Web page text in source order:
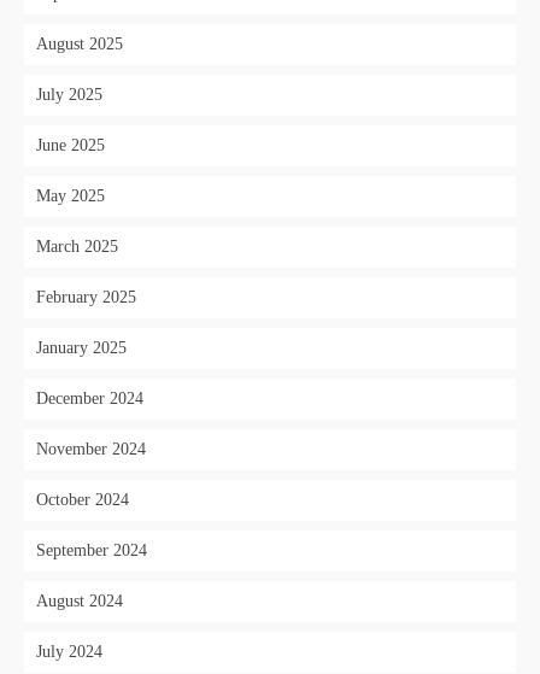
August 2025
July 2025
June 2025
May 2025
March 2025
February 2025
January 2025
December 2024
November 2024
October 2024
September 2024
August 2024
July 2024